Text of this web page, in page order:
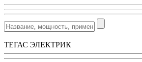
ТЕГАС ЭЛЕКТРИК